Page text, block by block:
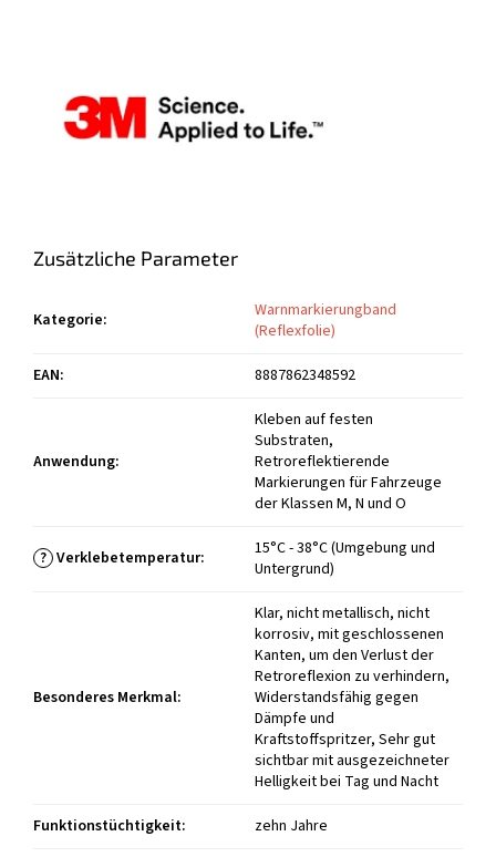
Zusätzliche Parameter
Kategorie:
Warnmarkierungband
(Reflexfolie)
EAN: 8887862348592
Anwendung:
Kleben auf festen
Substraten,
Retroreflektierende
Markierungen für Fahrzeuge
der Klassen M, N und O
? Verklebetemperatur:
15°C - 38°C (Umgebung und
Untergrund)
Besonderes Merkmal:
Klar, nicht metallisch, nicht
korrosiv, mit geschlossenen
Kanten, um den Verlust der
Retroreflexion zu verhindern,
Widerstandsfähig gegen
Dämpfe und
Kraftstoffspritzer, Sehr gut
sichtbar mit ausgezeichneter
Helligkeit bei Tag und Nacht
Funktionstüchtigkeit:
zehn Jahre